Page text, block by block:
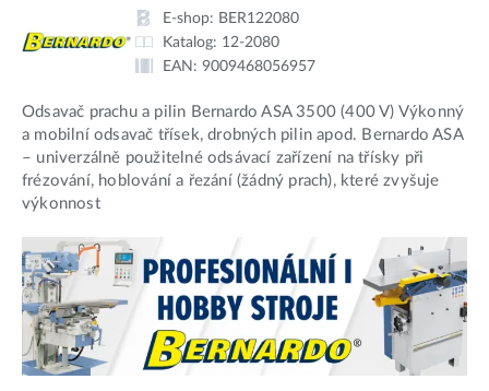
E-shop: BER122080
Katalog: 12-2080
EAN: 9009468056957
Odsavač prachu a pilin Bernardo ASA 3500 (400 V) Výkonný
a mobilní odsavač třísek, drobných pilin apod. Bernardo ASA
– univerzálně použitelné odsávací zařízení na třísky při
frézování, hoblování a řezání (žádný prach), které zvyšuje
výkonnost